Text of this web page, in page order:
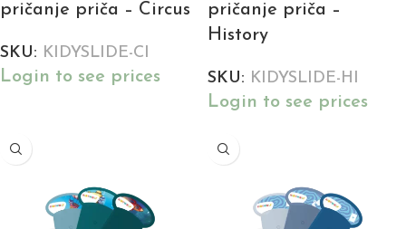
pričanje priča – Circus
SKU: KIDYSLIDE-CI
Login to see prices
pričanje priča –
History
SKU: KIDYSLIDE-HI
Login to see prices